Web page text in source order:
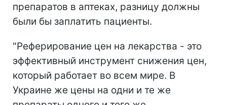
препаратов в аптеках, разницу должны
были бы заплатить пациенты.
"Реферирование цен на лекарства - это
эффективный инструмент снижения цен,
который работает во всем мире. В
Украине же цены на одни и те же